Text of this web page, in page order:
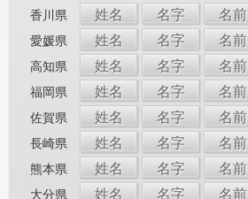
香川県 姓名 名字 名前
愛媛県 姓名 名字 名前
高知県 姓名 名字 名前
福岡県 姓名 名字 名前
佐賀県 姓名 名字 名前
長崎県 姓名 名字 名前
熊本県 姓名 名字 名前
大分県 姓名 名字 名前